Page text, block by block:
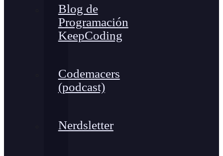
Blog de
Programación
KeepCoding
Codemacers
(podcast)
Nerdsletter